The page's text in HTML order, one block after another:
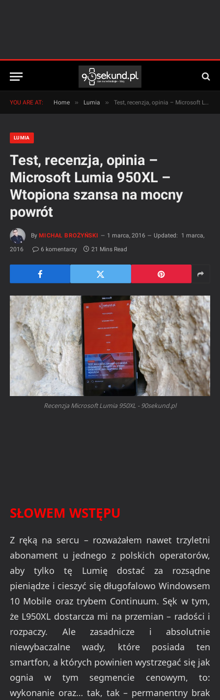
YOU ARE AT: Home » Lumia » Test, recenzja, opinia – Microsoft Lumia 950XL – Wtopiona szansa na mocny powrót
LUMIA
Test, recenzja, opinia –
Microsoft Lumia 950XL –
Wtopiona szansa na mocny
powrót
By MICHAŁ BROŻYŃSKI 1 marca, 2016 Updated:
1 marca,
2016
6 komentarzy 21 Mins Read
Recenzja Microsoft Lumia 950XL - 90sekund.pl
SŁOWEM WSTĘPU
Z ręką na sercu – rozważałem nawet trzyletni
abonament u jednego z polskich operatorów,
aby tylko tę Lumię dostać za rozsądne
pieniądze i cieszyć się długofalowo Windowsem
10 Mobile oraz trybem Continuum. Sęk w tym,
że L950XL dostarcza mi na przemian – radości i
rozpaczy. Ale zasadnicze i absolutnie
niewybaczalne wady, które posiada ten
smartfon, a których powinien wystrzegać się jak
ognia w tym segmencie cenowym, to:
wykonanie oraz… tak, tak – permanentny brak